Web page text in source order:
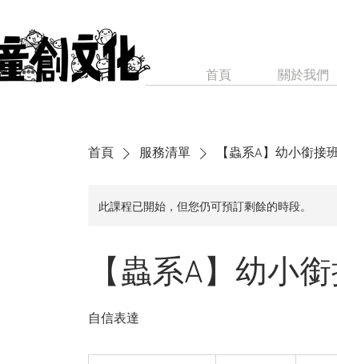
首頁 關於我們
首頁 服務清單 【蟲系A】幼小銜接
此課程已開始，但您仍可預訂剩餘的時段。
【蟲系A】幼小
自信表達